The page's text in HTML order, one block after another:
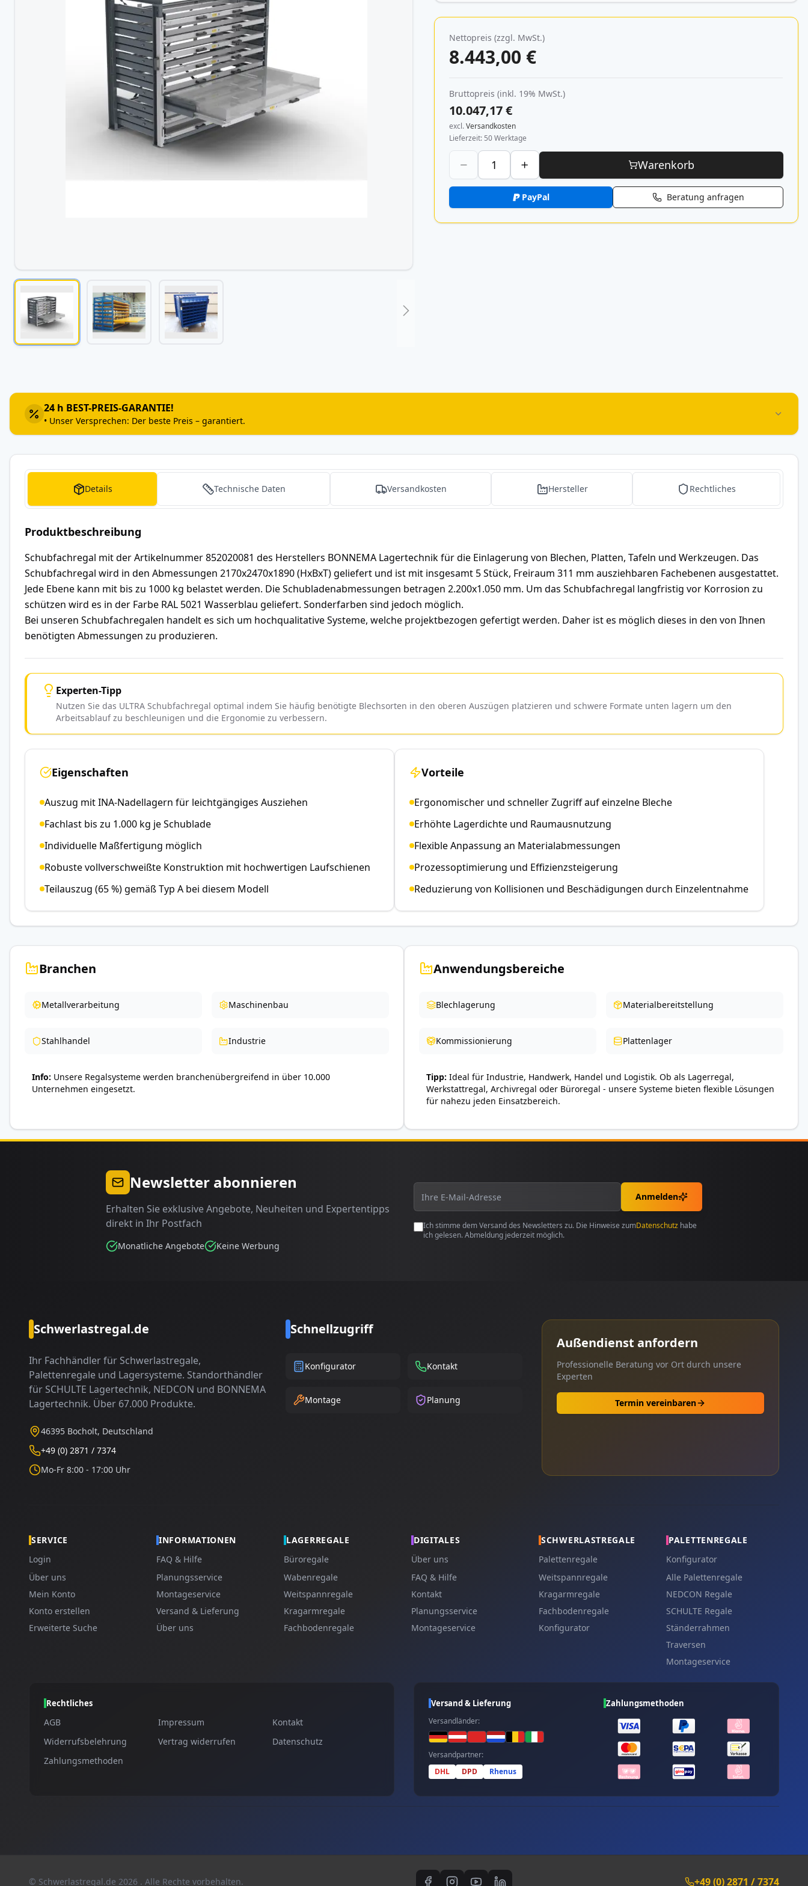
Bildergalerie
springen
Nettopreis (zzgl. MwSt.)
8.443,00 €
Bruttopreis (inkl. 19% MwSt.)
10.047,17 €
excl.Versandkosten
Lieferzeit 50 Werktage
Warenkorb
PayPal Beratung anfragen
24 h BEST-PREIS-GARANTIE!
• Unser Versprechen: Der beste Preis – garantiert.
Details Technische Daten Versandkosten Hersteller Rechtliches
Produktbeschreibung
Schubfachregal mit der Artikelnummer 852020081 des Herstellers BONNEMA Lagertechnik für die Einlagerung von Blechen, Platten, Tafeln und Werkzeugen. Das
Schubfachregal wird in den Abmessungen 2170x2470x1890 (HxBxT) geliefert und ist mit insgesamt 5 Stück, Freiraum 311 mm ausziehbaren Fachebenen ausgestattet.
Jede Ebene kann mit bis zu 1000 kg belastet werden. Die Schubladenabmessungen betragen 2.200x1.050 mm. Um das Schubfachregal langfristig vor Korrosion zu
schützen wird es in der Farbe RAL 5021 Wasserblau geliefert. Sonderfarben sind jedoch möglich.
Bei unseren Schubfachregalen handelt es sich um hochqualitative Systeme, welche projektbezogen gefertigt werden. Daher ist es möglich dieses in den von Ihnen
benötigten Abmessungen zu produzieren.
Experten-Tipp
Nutzen Sie das ULTRA Schubfachregal optimal indem Sie häufig benötigte Blechsorten in den oberen Auszügen platzieren und schwere Formate unten lagern um den
Arbeitsablauf zu beschleunigen und die Ergonomie zu verbessern.
Eigenschaften
Auszug mit INA-Nadellagern für leichtgängiges Ausziehen
Fachlast bis zu 1.000 kg je Schublade
Individuelle Maßfertigung möglich
Robuste vollverschweißte Konstruktion mit hochwertigen Laufschienen
Teilauszug (65 %) gemäß Typ A bei diesem Modell
Vorteile
Ergonomischer und schneller Zugriff auf einzelne Bleche
Erhöhte Lagerdichte und Raumausnutzung
Flexible Anpassung an Materialabmessungen
Prozessoptimierung und Effizienzsteigerung
Reduzierung von Kollisionen und Beschädigungen durch Einzelentnahme
Branchen
Metallverarbeitung Maschinenbau
Stahlhandel Industrie
Info Unsere Regalsysteme werden branchenübergreifend in über 10.000
Unternehmen eingesetzt.
Anwendungsbereiche
Blechlagerung Materialbereitstellung
Kommissionierung Plattenlager
Tipp Ideal für Industrie, Handwerk, Handel und Logistik. Ob als Lagerregal,
Werkstattregal, Archivregal oder Büroregal - unsere Systeme bieten flexible Lösungen
für nahezu jeden Einsatzbereich.
Newsletter abonnieren
Erhalten Sie exklusive Angebote, Neuheiten und Expertentipps
direkt in Ihr Postfach
Monatliche Angebote Keine Werbung
Anmelden
Ich stimme dem Versand des Newsletters zu. Die Hinweise zumDatenschutz habe
ich gelesen. Abmeldung jederzeit möglich.
Schwerlastregal.de
Ihr Fachhändler für Schwerlastregale,
Palettenregale und Lagersysteme. Standorthändler
für SCHULTE Lagertechnik, NEDCON und BONNEMA
Lagertechnik. Über 67.000 Produkte.
46395 Bocholt, Deutschland
+49 (0) 2871 / 7374
Mo-Fr 8:00 - 17:00 Uhr
Schnellzugriff
Konfigurator Kontakt
Montage Planung
Außendienst anfordern
Professionelle Beratung vor Ort durch unsere
Experten
Termin vereinbaren
SERVICE
Login
Über uns
Mein Konto
Konto erstellen
Erweiterte Suche
INFORMATIONEN
FAQ & Hilfe
Planungsservice
Montageservice
Versand & Lieferung
Über uns
LAGERREGALE
Büroregale
Wabenregale
Weitspannregale
Kragarmregale
Fachbodenregale
DIGITALES
Über uns
FAQ & Hilfe
Kontakt
Planungsservice
Montageservice
SCHWERLASTREGALE
Palettenregale
Weitspannregale
Kragarmregale
Fachbodenregale
Konfigurator
PALETTENREGALE
Konfigurator
Alle Palettenregale
NEDCON Regale
SCHULTE Regale
Ständerrahmen
Traversen
Montageservice
Rechtliches
AGB Impressum
Kontakt
Widerrufsbelehrung
Vertrag widerrufen
Datenschutz
Zahlungsmethoden
Versand & Lieferung
Versandländer:
Versandpartner:
DHL
DPD Rhenus
Zahlungsmethoden
© Schwerlastregal.de 2026 . Alle Rechte vorbehalten. +49 (0) 2871 / 7374